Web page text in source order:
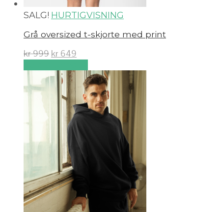
SALG! HURTIGVISNING
Grå oversized t-skjorte med print
kr999 kr 649